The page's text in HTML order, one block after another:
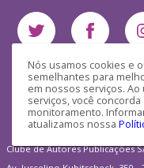
Nós usamos cookies e
semelhantes para
em nossos serviços.
serviços, você concorda
monitoramento.
atualizamos nossa
Clube de Autores Publicações S/